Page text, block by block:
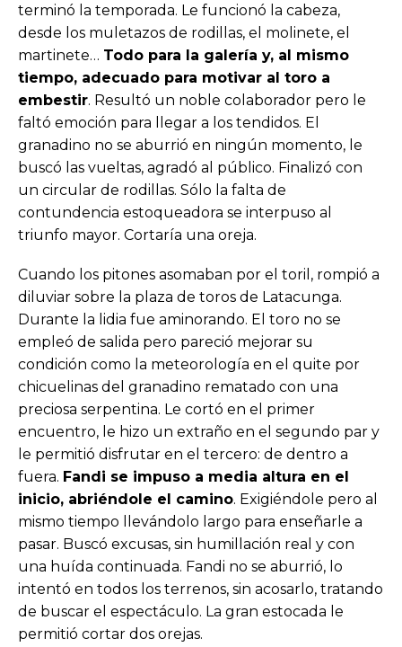
terminó la temporada. Le funcionó la cabeza,
desde los muletazos de rodillas, el molinete, el
martinete… Todo para la galería y, al mismo
tiempo, adecuado para motivar al toro a
embestir. Resultó un noble colaborador pero le
faltó emoción para llegar a los tendidos. El
granadino no se aburrió en ningún momento, le
buscó las vueltas, agradó al público. Finalizó con
un circular de rodillas. Sólo la falta de
contundencia estoqueadora se interpuso al
triunfo mayor. Cortaría una oreja.
Cuando los pitones asomaban por el toril, rompió a
diluviar sobre la plaza de toros de Latacunga.
Durante la lidia fue aminorando. El toro no se
empleó de salida pero pareció mejorar su
condición como la meteorología en el quite por
chicuelinas del granadino rematado con una
preciosa serpentina. Le cortó en el primer
encuentro, le hizo un extraño en el segundo par y
le permitió disfrutar en el tercero: de dentro a
fuera. Fandi se impuso a media altura en el
inicio, abriéndole el camino. Exigiéndole pero al
mismo tiempo llevándolo largo para enseñarle a
pasar. Buscó excusas, sin humillación real y con
una huída continuada. Fandi no se aburrió, lo
intentó en todos los terrenos, sin acosarlo, tratando
de buscar el espectáculo. La gran estocada le
permitió cortar dos orejas.